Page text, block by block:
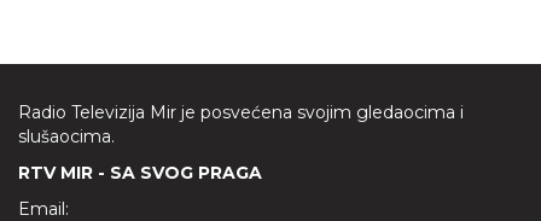
Radio Televizija Mir je posvećena svojim gledaocima i
slušaocima.
RTV MIR - SA SVOG PRAGA
Email: